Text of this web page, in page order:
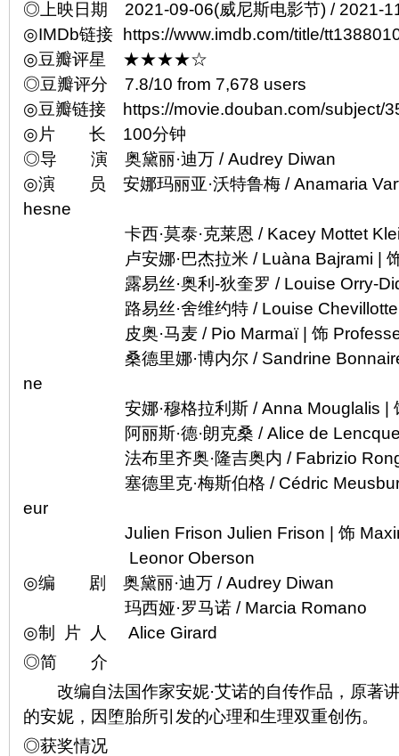
◎上映日期 2021-09-06(威尼斯电影节) / 2021-
◎IMDb链接 https://www.imdb.com/title/
◎豆瓣评星 ★★★★☆
◎豆瓣评分 7.8/10 from 7,678 users
◎豆瓣链接 https://movie.douban.com/subject/
◎片 长 100分钟
◎导 演 奥黛丽·迪万 / Audrey Diwan
◎演 员 安娜玛丽亚·沃特鲁梅 / Anamaria
hesne
卡西·莫泰·克莱恩 / Kacey Mottet
卢安娜·巴杰拉米 / Luàna Bajrami | 饰
露易丝·奥利-狄奎罗 / Louise Orry-
路易丝·舍维约特 / Louise Chevillotte |
皮奥·马麦 / Pio Marmaï | 饰
桑德里娜·博内尔 / Sandrine Bonnaire |
ne
安娜·穆格拉利斯 / Anna Mouglalis | 饰
阿丽斯·德·朗克桑 / Alice de
法布里齐奥·隆吉奥内 / Fabrizio
塞德里克·梅斯伯格 / Cédric
eur
Julien Frison Julien Frison | 饰
Leonor Oberson
◎编 剧 奥黛丽·迪万 / Audrey Diwan
玛西娅·罗马诺 / Marcia Romano
◎制 片 人 Alice Girard
◎简 介
改编自法国作家安妮·艾诺的自传作品，原著
的安妮，因堕胎所引发的心理和生理双重创伤。
◎获奖情况